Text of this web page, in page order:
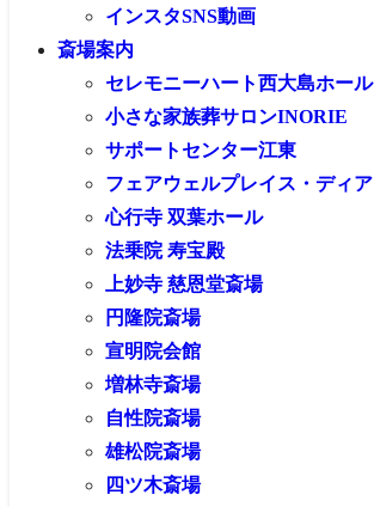
インスタSNS動画
斎場案内
セレモニーハート西大島ホール
小さな家族葬サロンINORIE
サポートセンター江東
フェアウェルプレイス・ディア
心行寺 双葉ホール
法乗院 寿宝殿
上妙寺 慈恩堂斎場
円隆院斎場
宣明院会館
増林寺斎場
自性院斎場
雄松院斎場
四ツ木斎場